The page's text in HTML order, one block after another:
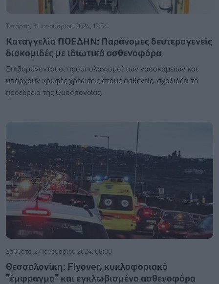
Τετάρτη, 31 Ιανουαρίου 2024, 12:54
Καταγγελία ΠΟΕΔΗΝ: Παράνομες δευτερογενείς
διακομιδές με ιδιωτικά ασθενοφόρα
Επιβαρύνονται οι προϋπολογισμοί των νοσοκομείων και
υπάρχουν κρυφές χρεώσεις στους ασθενείς, σχολιάζει το
προεδρείο της Ομοσπονδίας.
Σάββατο, 27 Ιανουαρίου 2024, 08:00
Θεσσαλονίκη: Flyover, κυκλοφοριακό
"έμφραγμα" και εγκλωβισμένα ασθενοφόρα